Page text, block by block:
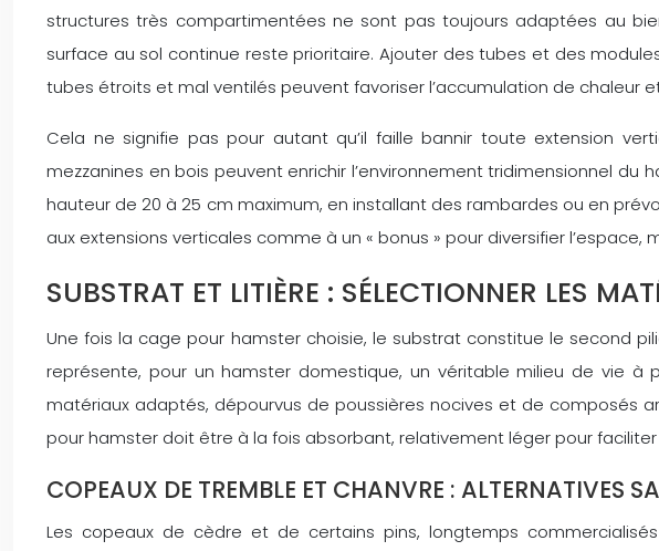
structures très compartimentées ne sont pas toujours adaptées au
surface au sol continue reste prioritaire. Ajouter des tubes et des
tubes étroits et mal ventilés peuvent favoriser l’accumulation de chaleur
Cela ne signifie pas pour autant qu’il faille bannir toute extension
mezzanines en bois peuvent enrichir l’environnement tridimensionnel
hauteur de 20 à 25 cm maximum, en installant des rambardes ou en
aux extensions verticales comme à un « bonus » pour diversifier
SUBSTRAT ET LITIÈRE : SÉLECTIONNER LES
Une fois la cage pour hamster choisie, le substrat constitue le second
représente, pour un hamster domestique, un véritable milieu de vie
matériaux adaptés, dépourvus de poussières nocives et de composés
pour hamster doit être à la fois absorbant, relativement léger pour
COPEAUX DE TREMBLE ET CHANVRE : ALTERNATIVES
Les copeaux de cèdre et de certains pins, longtemps